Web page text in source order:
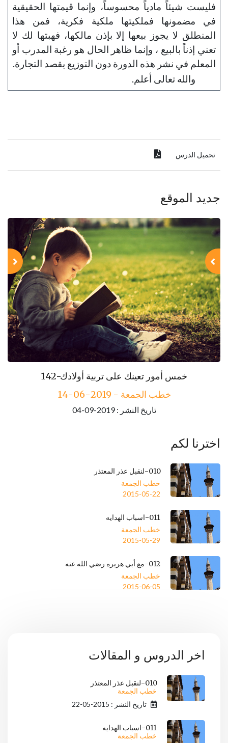
فليست شيئاً مادياً محسوساً، وإنما قيمتها الحقيقية
في مضمونها فملكيتها ملكية فكرية، فمن هذا
المنطلق لا يجوز بيعها إلا بإذن مالكها، فهبتها لك لا
تعني إذناً بالبيع ، وإنما ظاهر الحال هو رغبة المدرب أو
المعلم في نشر هذه الدورة دون التوزيع بقصد التجارة.
والله تعالى أعلم.
تحميل الدرس
جديد الموقع
142-خمس أمور تعينك على تربية أولادك
خطب الجمعة - 2019-06-14
تاريخ النشر : 2019-09-04
143-مكارم الأخلاق
خطب الجمعة - 2019-06-21
اخترنا لكم
010-لنقبل عذر المعتذر
خطب الجمعة
2015-05-22
011-اسباب الهدايه
خطب الجمعة
2015-05-29
012-مع أبي هريره رضي الله عنه
خطب الجمعة
2015-06-05
اخر الدروس و المقالات
010-لنقبل عذر المعتذر
خطب الجمعة
تاريخ النشر : 2015-05-22
011-اسباب الهدايه
خطب الجمعة